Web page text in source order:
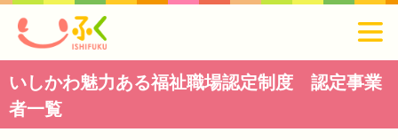
いしかわ魅力ある福祉職場認定制度 認定事業
者一覧